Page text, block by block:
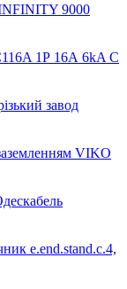
INFINITY 9000
1Р 16А 6kA C
завод
VIKO
e.end.stand.c.4,